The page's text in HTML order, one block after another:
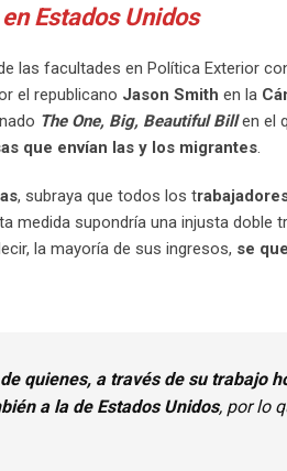
Estados Unidos
las facultades en Política Exterior
el republicano Jason Smith en la
The One, Big, Beautiful Billen el
que envían las y los migrantes.
, subraya que todos los t
medida supondría una injusta doble
la mayoría de sus ingresos, se
quienes, a través de su trabajo
a la de Estados Unidos, por lo